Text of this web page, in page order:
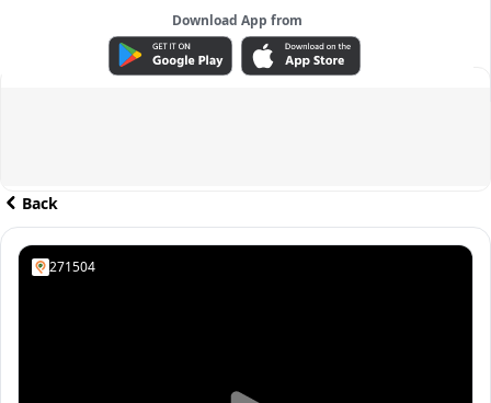
Download App from
ADVERTISEMENT
Back
271504